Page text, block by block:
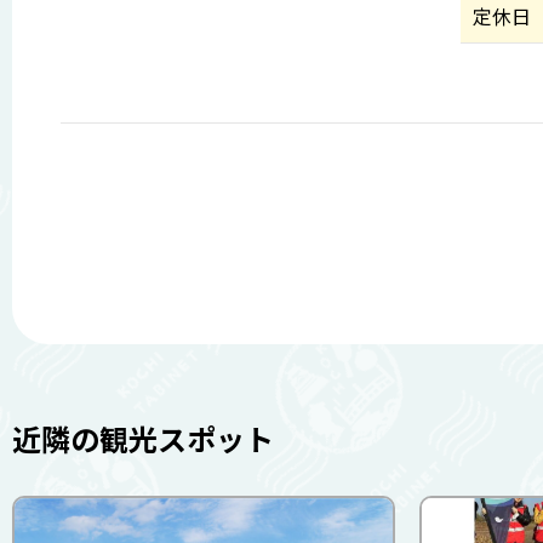
定休日
近隣の観光スポット